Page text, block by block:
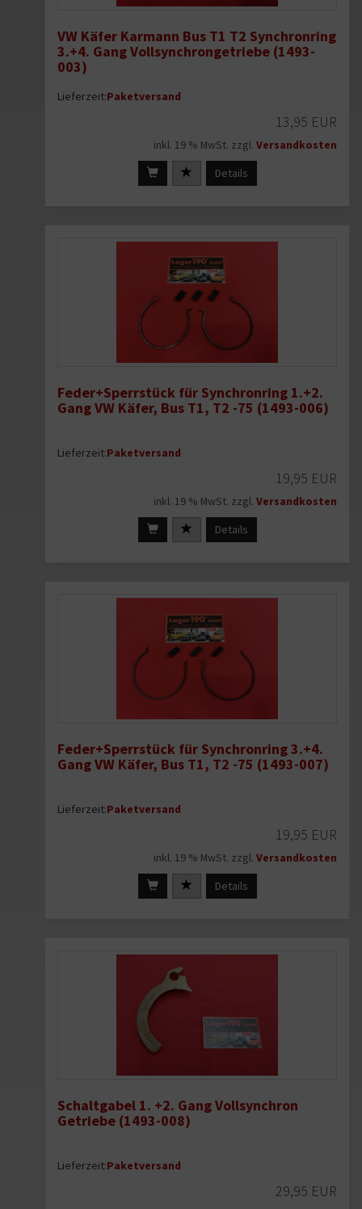
VW Käfer Karmann Bus T1 T2 Synchronring
3.+4. Gang Vollsynchrongetriebe (1493-
003)
Lieferzeit:Paketversand
13,95 EUR
inkl. 19 % MwSt. zzgl. Versandkosten
Details
Feder+Sperrstück für Synchronring 1.+2.
Gang VW Käfer, Bus T1, T2 -75 (1493-006)
Lieferzeit:Paketversand
19,95 EUR
inkl. 19 % MwSt. zzgl. Versandkosten
Details
Feder+Sperrstück für Synchronring 3.+4.
Gang VW Käfer, Bus T1, T2 -75 (1493-007)
Lieferzeit:Paketversand
19,95 EUR
inkl. 19 % MwSt. zzgl. Versandkosten
Details
Schaltgabel 1. +2. Gang Vollsynchron
Getriebe (1493-008)
Lieferzeit:Paketversand
29,95 EUR